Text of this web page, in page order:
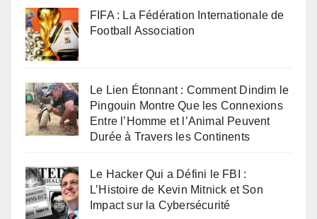
FIFA : La Fédération Internationale de
Football Association
Le Lien Étonnant : Comment Dindim le
Pingouin Montre Que les Connexions
Entre l’Homme et l’Animal Peuvent
Durée à Travers les Continents
Le Hacker Qui a Défini le FBI :
L’Histoire de Kevin Mitnick et Son
Impact sur la Cybersécurité